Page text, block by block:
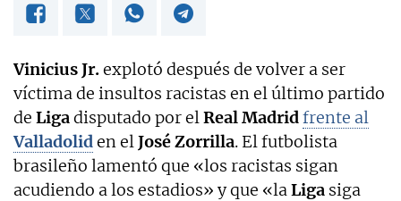
Vinicius Jr.explotó después de volver a ser
víctima de insultos racistas en el último partido
de Ligadisputado por elReal Madridfrente al
Valladoliden elJosé Zorrilla. El futbolista
brasileño lamentó que «los racistas sigan
acudiendo a los estadios» y que «laLiga siga